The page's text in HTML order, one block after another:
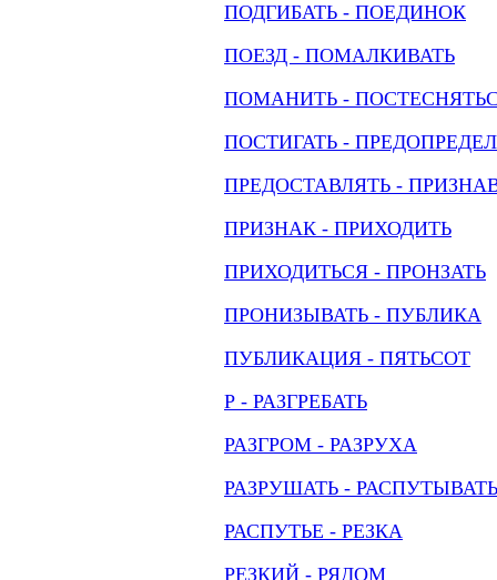
ПОДГИБАТЬ - ПОЕДИНОК
ПОЕЗД - ПОМАЛКИВАТЬ
ПОМАНИТЬ -
ПОСТИГАТЬ -
ПРЕДОСТАВЛЯТЬ -
ПРИЗНАК - ПРИХОДИТЬ
ПРИХОДИТЬСЯ - ПРОНЗАТЬ
ПРОНИЗЫВАТЬ - ПУБЛИКА
ПУБЛИКАЦИЯ - ПЯТЬСОТ
Р - РАЗГРЕБАТЬ
РАЗГРОМ - РАЗРУХА
РАЗРУШАТЬ -
РАСПУТЬЕ - РЕЗКА
РЕЗКИЙ - РЯДОМ